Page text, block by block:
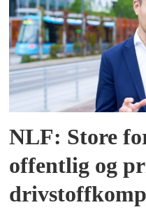
NLF: Store
offentlig og